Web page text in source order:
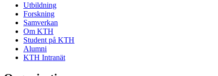
Utbildning
Forskning
Samverkan
Om KTH
Student på KTH
Alumni
KTH Intranät